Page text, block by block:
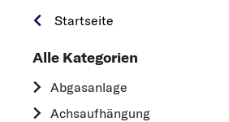
Startseite
Alle Kategorien
Abgasanlage
Achsaufhängung